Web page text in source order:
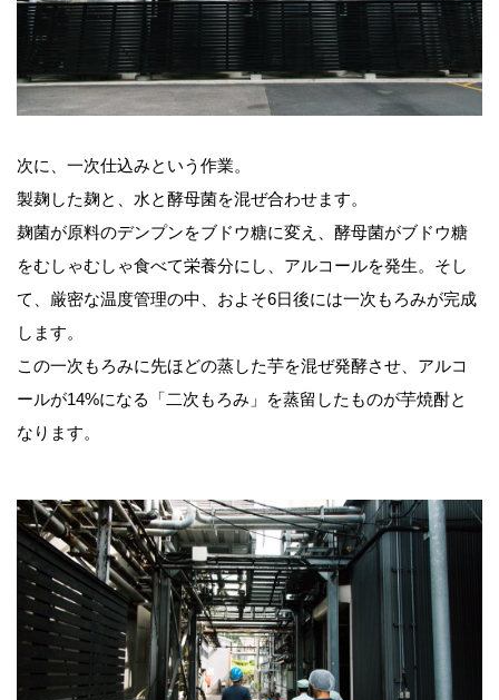
次に、一次仕込みという作業。
製麹した麹と、水と酵母菌を混ぜ合わせます。
麹菌が原料のデンプンをブドウ糖に変え、酵母菌がブドウ糖
をむしゃむしゃ食べて栄養分にし、アルコールを発生。そし
て、厳密な温度管理の中、およそ6日後には一次もろみが完成
します。
この一次もろみに先ほどの蒸した芋を混ぜ発酵させ、アルコ
ールが14%になる「二次もろみ」を蒸留したものが芋焼酎と
なります。